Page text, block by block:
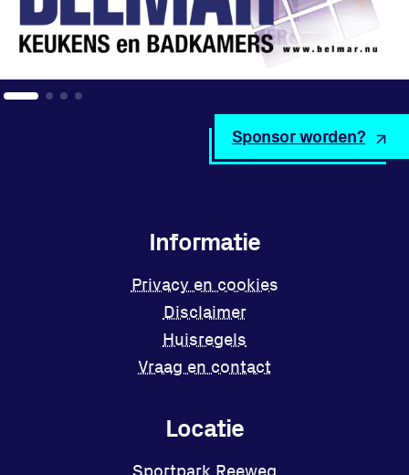
Huisregels
Vraag en contact
Locatie
Sportpark Reeweg
Informatie
Privacy en cookies
Disclaimer
Huisregels
Vraag en contact
Sponsor worden?